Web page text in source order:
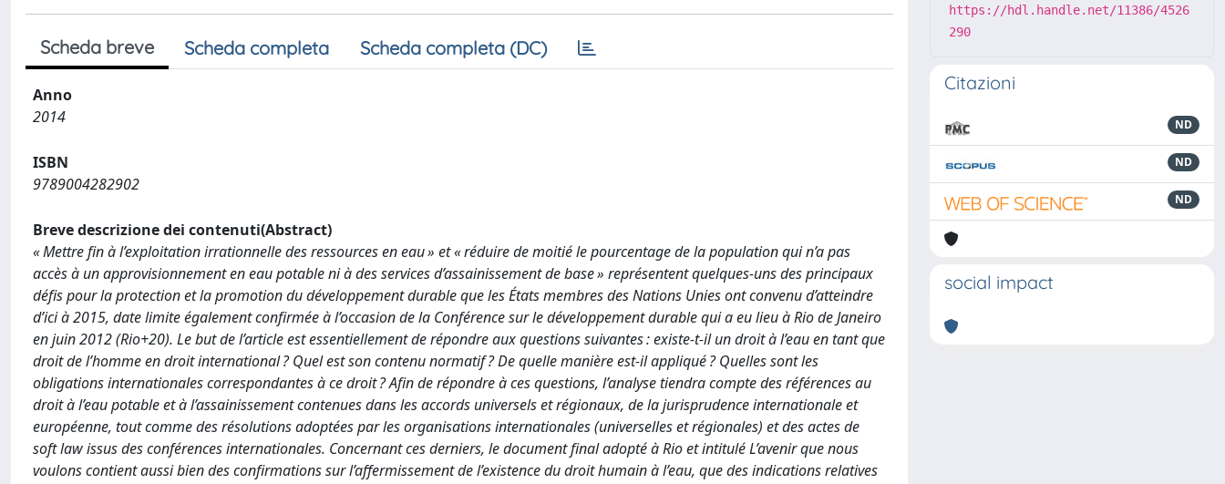
Scheda breve Scheda completa Scheda completa (DC)
Anno
2014
ISBN
9789004282902
Breve descrizione dei contenuti(Abstract)
« Mettre fin à l’exploitation irrationnelle des ressources en eau » et « réduire de moitié le pourcentage de la population qui n’a pas
accès à un approvisionnement en eau potable ni à des services d’assainissement de base » représentent quelques-uns des principaux
défis pour la protection et la promotion du développement durable que les États membres des Nations Unies ont convenu d’atteindre
d’ici à 2015, date limite également confirmée à l’occasion de la Conférence sur le développement durable qui a eu lieu à Rio de Janeiro
en juin 2012 (Rio+20). Le but de l’article est essentiellement de répondre aux questions suivantes : existe-t-il un droit à l’eau en tant que
droit de l’homme en droit international ? Quel est son contenu normatif ? De quelle manière est-il appliqué ? Quelles sont les
obligations internationales correspondantes à ce droit ? Afin de répondre à ces questions, l’analyse tiendra compte des références au
droit à l’eau potable et à l’assainissement contenues dans les accords universels et régionaux, de la jurisprudence internationale et
européenne, tout comme des résolutions adoptées par les organisations internationales (universelles et régionales) et des actes de
soft law issus des conférences internationales. Concernant ces derniers, le document final adopté à Rio et intitulé L’avenir que nous
voulons contient aussi bien des confirmations sur l’affermissement de l’existence du droit humain à l’eau, que des indications relatives
https://hdl.handle.net/11386/4526
290
Citazioni
ND
ND
ND
social impact